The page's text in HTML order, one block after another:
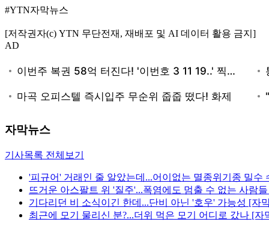
#YTN자막뉴스
[저작권자(c) YTN 무단전재, 재배포 및 AI 데이터 활용 금지]
AD
자막뉴스
기사목록 전체보기
'피규어' 거래인 줄 알았는데...어이없는 멸종위기종 밀수
뜨거운 아스팔트 위 '질주'...폭염에도 멈출 수 없는 사람
기다리던 비 소식이긴 한데...단비 아닌 '호우' 가능성 [자
최근에 모기 물리신 분?...더위 먹은 모기 어디로 갔나 [자